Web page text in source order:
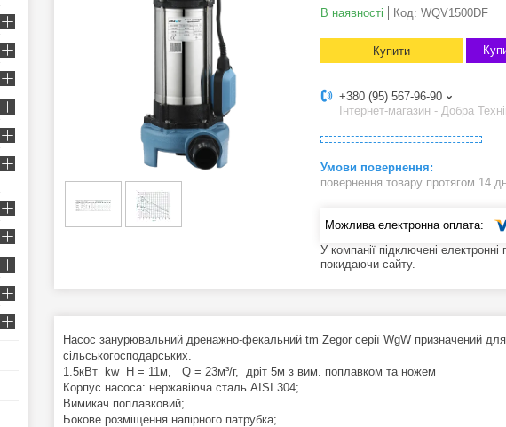
В наявності Код: WQV1500DF
Купити
+380 (95) 567-96-90
Інтернет-магазин - Добра
повернення товару протягом 14
У компанії підключені
покидаючи сайту.
Насос занурювальний дренажно-фекальний tm Zegor серії WgW призначений
сільськогосподарських.
1.5кВт kw H = 11м, Q = 23м³/г, дріт 5м з вим. поплавком та ножем
Корпус насоса: нержавіюча сталь AISI 304;
Вимикач поплавковий;
Бокове розміщення напірного патрубка;